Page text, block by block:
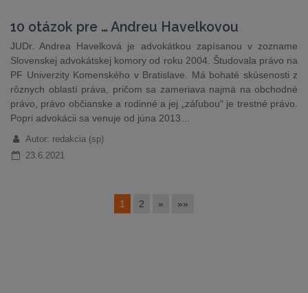
10 otázok pre … Andreu Havelkovou
JUDr. Andrea Havelková je advokátkou zapísanou v zozname
Slovenskej advokátskej komory od roku 2004. Študovala právo na
PF Univerzity Komenského v Bratislave. Má bohaté skúsenosti z
rôznych oblastí práva, pričom sa zameriava najmä na obchodné
právo, právo občianske a rodinné a jej „záľubou“ je trestné právo.
Popri advokácii sa venuje od júna 2013…
Autor: redakcia (sp)
23.6.2021
1 2 » »»